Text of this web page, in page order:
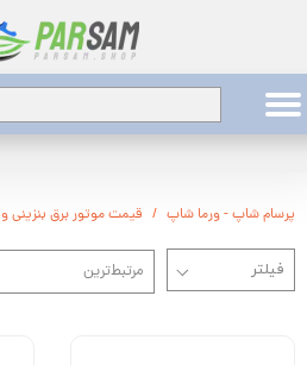
پرسام شاپ - ورما شاپ قیمت موتور برق بنزینی
مرتبط‌ترین